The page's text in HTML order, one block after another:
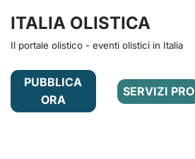
Vai
contenuto
ITALIA OLISTICA
Il portale olistico - eventi olistici in Italia
PUBBLICA
ORA
SERVIZI PRO